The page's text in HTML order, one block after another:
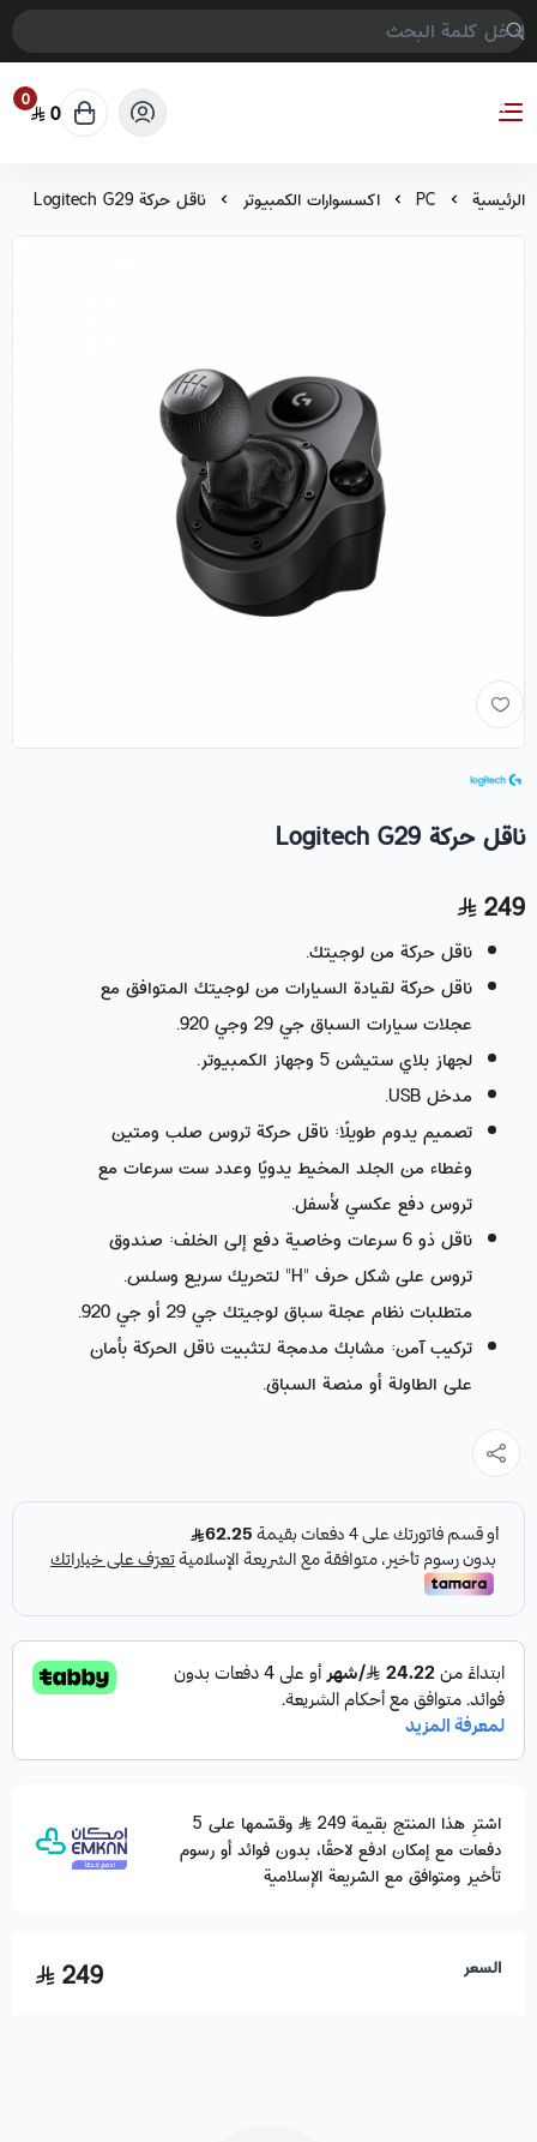
COMPTER GAMES
0 0
الرئيسية PC اكسسوارات الكمبيوتر ناقل حركة Logitech G29
ناقل حركة Logitech G29
249
ناقل حركة من لوجيتك.
ناقل حركة لقيادة السيارات من لوجيتك المتوافق مع
عجلات سيارات السباق جي 29 وجي 920.
لجهاز بلاي ستيشن 5 وجهاز الكمبيوتر.
مدخل USB.
تصميم يدوم طويلًا: ناقل حركة تروس صلب ومتين
وغطاء من الجلد المخيط يدويًا وعدد ست سرعات مع
تروس دفع عكسي لأسفل.
ناقل ذو 6 سرعات وخاصية دفع إلى الخلف: صندوق
تروس على شكل حرف "H" لتحريك سريع وسلس.
متطلبات نظام عجلة سباق لوجيتك جي 29 أو جي 920.
تركيب آمن: مشابك مدمجة لتثبيت ناقل الحركة بأمان
على الطاولة أو منصة السباق.
اشترِ هذا المنتج بقيمة 249
وقسّمها على 5
دفعات مع إمكان ادفع لاحقًا، بدون فوائد أو رسوم
تأخير ومتوافق مع الشريعة الإسلامية
السعر 249